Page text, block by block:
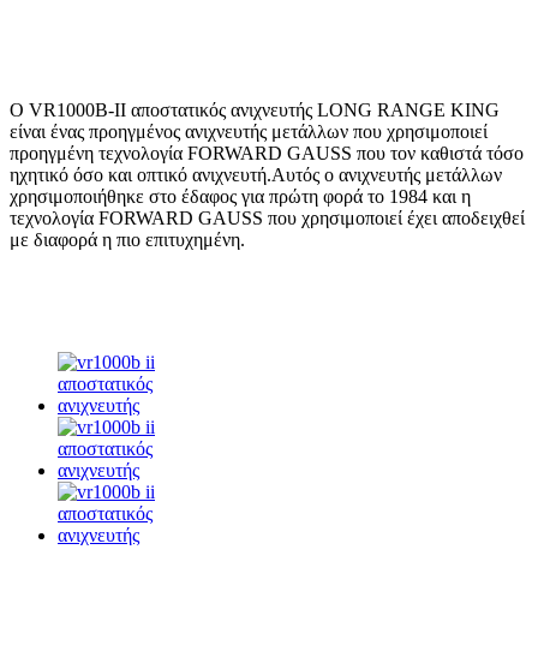
Ο VR1000B-II αποστατικός ανιχνευτής LONG RANGE KING
είναι ένας προηγμένος ανιχνευτής μετάλλων που χρησιμοποιεί
προηγμένη τεχνολογία FORWARD GAUSS που τον καθιστά τόσο
ηχητικό όσο και οπτικό ανιχνευτή.Αυτός ο ανιχνευτής μετάλλων
χρησιμοποιήθηκε στο έδαφος για πρώτη φορά το 1984 και η
τεχνολογία FORWARD GAUSS που χρησιμοποιεί έχει αποδειχθεί
με διαφορά η πιο επιτυχημένη.